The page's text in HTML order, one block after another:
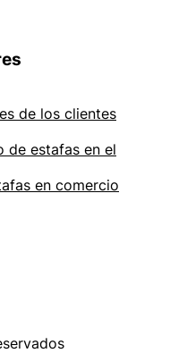
de los clientes
de estafas en el
en comercio